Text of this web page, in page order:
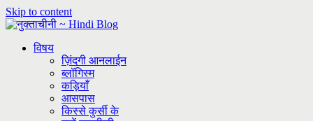
Skip to content
विषय
ज़िंदगी आनलाईन
ब्लॉगिस्म
कड़ियाँ
आसपास
किस्से कुर्सी के